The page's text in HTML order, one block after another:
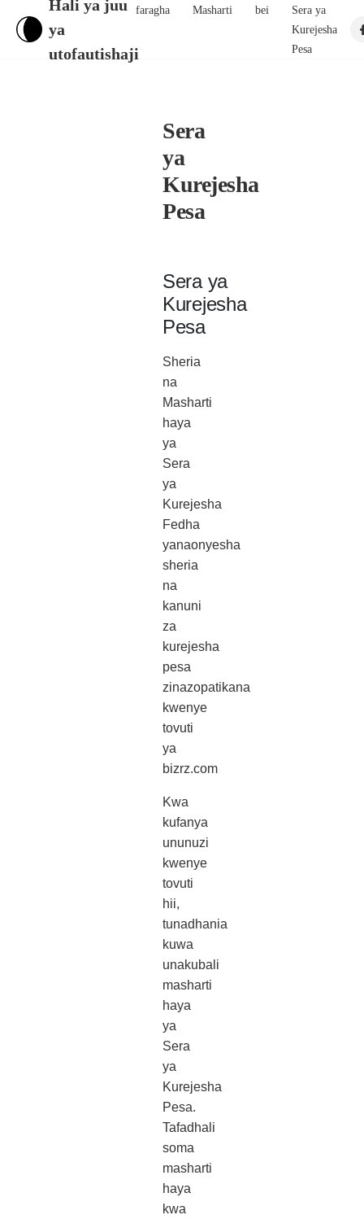
Hali ya juu
ya
utofautishaji
faragha Masharti bei
Sera ya
Kurejesha
Pesa
Sera
ya
Kurejesha
Pesa
Sera ya
Kurejesha
Pesa
Sheria
na
Masharti
haya
ya
Sera
ya
Kurejesha
Fedha
yanaonyesha
sheria
na
kanuni
za
kurejesha
pesa
zinazopatikana
kwenye
tovuti
ya
bizrz.com
Kwa
kufanya
ununuzi
kwenye
tovuti
hii,
tunadhania
kuwa
unakubali
masharti
haya
ya
Sera
ya
Kurejesha
Pesa.
Tafadhali
soma
masharti
haya
kwa